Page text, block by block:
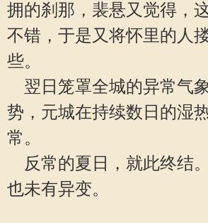
拥的刹那，裴悬又觉得，
不错，于是又将怀里的人
些。
翌日笼罩全城的异常气
势，元城在持续数日的湿
常。
反常的夏日，就此终结
也未有异变。